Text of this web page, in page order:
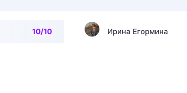
10/10 Ирина Егормина